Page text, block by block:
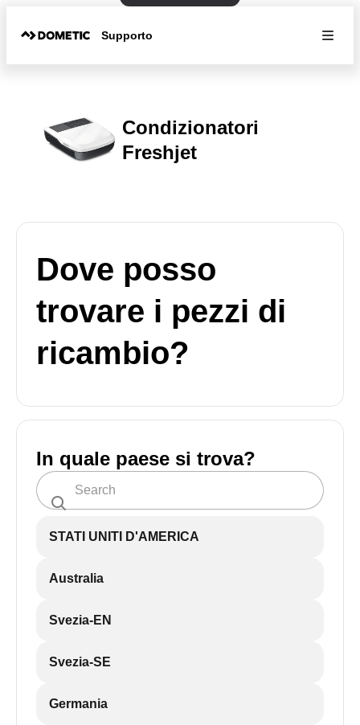
Supporto
Condizionatori
Freshjet
Dove posso
trovare i pezzi di
ricambio?
In quale paese si trova?
STATI UNITI D'AMERICA
Australia
Svezia-EN
Svezia-SE
Germania